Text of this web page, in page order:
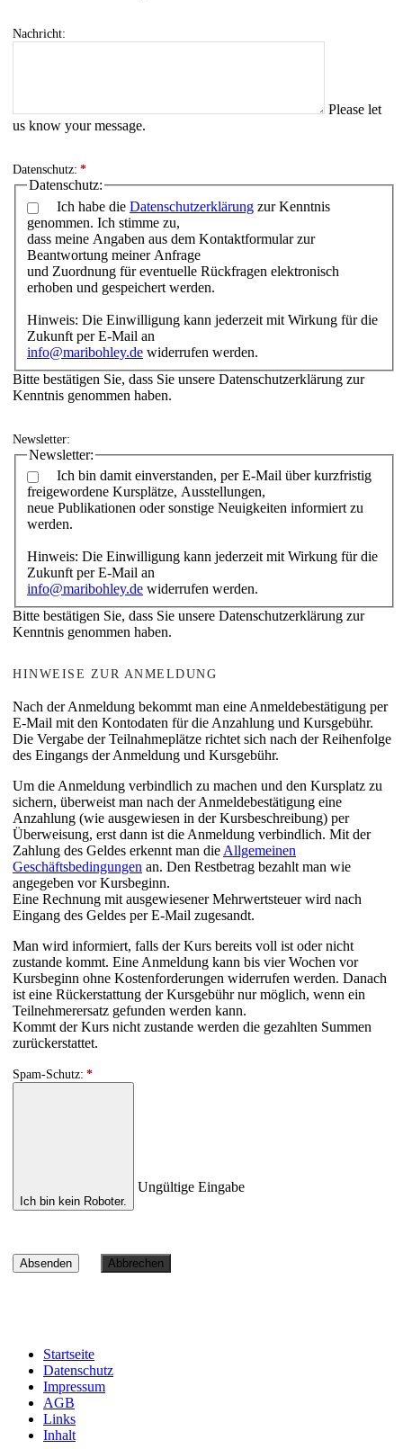
Nachricht:
Please let
us know your message.
Datenschutz: *
Datenschutz:
Ich habe die Datenschutzerklärung
genommen. Ich stimme zu,
dass meine Angaben aus dem Kontaktformular zur
Beantwortung meiner Anfrage
und Zuordnung für eventuelle Rückfragen elektronisch
erhoben und gespeichert werden.
Hinweis: Die Einwilligung kann jederzeit mit Wirkung für die
Zukunft per E-Mail an
info@maribohley.de widerrufen werden.
Bitte bestätigen Sie, dass Sie unsere Datenschutzerklärung zur
Kenntnis genommen haben.
Newsletter:
Newsletter:
Ich bin damit einverstanden, per E-Mail über kurzfristig
freigewordene Kursplätze, Ausstellungen,
neue Publikationen oder sonstige Neuigkeiten informiert zu
werden.
Hinweis: Die Einwilligung kann jederzeit mit Wirkung für die
Zukunft per E-Mail an
info@maribohley.de widerrufen werden.
Bitte bestätigen Sie, dass Sie unsere Datenschutzerklärung zur
Kenntnis genommen haben.
HINWEISE ZUR ANMELDUNG
Nach der Anmeldung bekommt man eine Anmeldebestätigung per
E-Mail mit den Kontodaten für die Anzahlung und Kursgebühr.
Die Vergabe der Teilnahmeplätze richtet sich nach der Reihenfolge
des Eingangs der Anmeldung und Kursgebühr.
Um die Anmeldung verbindlich zu machen und den Kursplatz zu
sichern, überweist man nach der Anmeldebestätigung eine
Anzahlung (wie ausgewiesen in der Kursbeschreibung) per
Überweisung, erst dann ist die Anmeldung verbindlich. Mit der
Zahlung des Geldes erkennt man die Allgemeinen
Geschäftsbedingungen an. Den Restbetrag bezahlt man wie
angegeben vor Kursbeginn.
Eine Rechnung mit ausgewiesener Mehrwertsteuer wird nach
Eingang des Geldes per E-Mail zugesandt.
Man wird informiert, falls der Kurs bereits voll ist oder nicht
zustande kommt. Eine Anmeldung kann bis vier Wochen vor
Kursbeginn ohne Kostenforderungen widerrufen werden. Danach
ist eine Rückerstattung der Kursgebühr nur möglich, wenn ein
Teilnehmerersatz gefunden werden kann.
Kommt der Kurs nicht zustande werden die gezahlten Summen
zurückerstattet.
Spam-Schutz: *
Ich bin kein Roboter.
Ungültige Eingabe
Absenden Abbrechen
Startseite
Datenschutz
Impressum
AGB
Links
Inhalt